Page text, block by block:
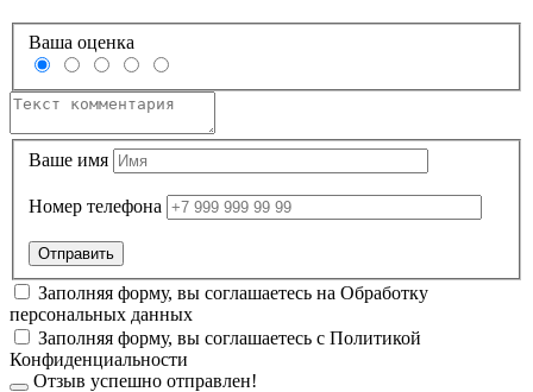
Ваша оценка
Ваше имя
Номер телефона
Заполняя форму, вы соглашаетесь на Обработку
персональных данных
Заполняя форму, вы соглашаетесь с Политикой
Конфиденциальности
Отзыв успешно отправлен!